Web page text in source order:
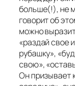
больше(!), не
говорит об
можно
«раздай свое
рубашку»,
свою»,
Он призывает